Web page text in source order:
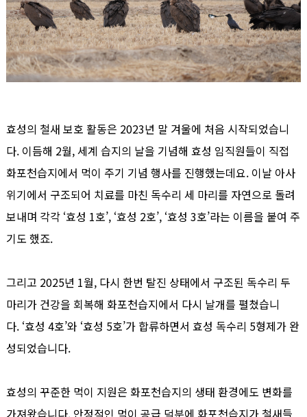
효성의 철새 보호 활동은 2023년 말 겨울에 처음 시작되었습니
다. 이듬해 2월, 세계 습지의 날을 기념해 효성 임직원들이 직접
화포천습지에서 먹이 주기 기념 행사를 진행했는데요. 이날 아사
위기에서 구조되어 치료를 마친 독수리 세 마리를 자연으로 돌려
보내며 각각 ‘효성 1호’, ‘효성 2호’, ‘효성 3호’라는 이름을 붙여 주
기도 했죠.
그리고 2025년 1월, 다시 한번 탈진 상태에서 구조된 독수리 두
마리가 건강을 회복해 화포천습지에서 다시 날개를 펼쳤습니
다. ‘효성 4호’와 ‘효성 5호’가 합류하면서 효성 독수리 5형제가 완
성되었습니다.
효성의 꾸준한 먹이 지원은 화포천습지의 생태 환경에도 변화를
가져왔습니다. 안정적인 먹이 공급 덕분에 화포천습지가 철새들